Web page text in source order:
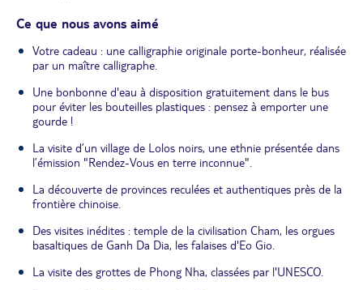
Ce que nous avons aimé
Votre cadeau : une calligraphie originale porte-bonheur, réalisée
par un maître calligraphe.
Une bonbonne d'eau à disposition gratuitement dans le bus
pour éviter les bouteilles plastiques : pensez à emporter une
gourde !
La visite d’un village de Lolos noirs, une ethnie présentée dans
l’émission "Rendez-Vous en terre inconnue".
La découverte de provinces reculées et authentiques près de la
frontière chinoise.
Des visites inédites : temple de la civilisation Cham, les orgues
basaltiques de Ganh Da Dia, les falaises d'Eo Gio.
La visite des grottes de Phong Nha, classées par l'UNESCO.